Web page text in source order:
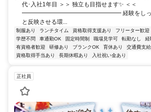
代･入社1年目 ＞＞ 独立も目指せます✨ ＜＜
━━━━━━━━━━━━━━━━━ 経験をしっか
と反映させる環...
制服あり ランチタイム 資格取得支援あり フリーター歓迎
学歴不問
車通勤OK 固定時間制 職場見学可 転勤なし
経
有資格者歓迎
研修あり ブランクOK 育休あり 交通費支給
資格取得手当あり
長期休暇あり 入社祝い金あり
正社員